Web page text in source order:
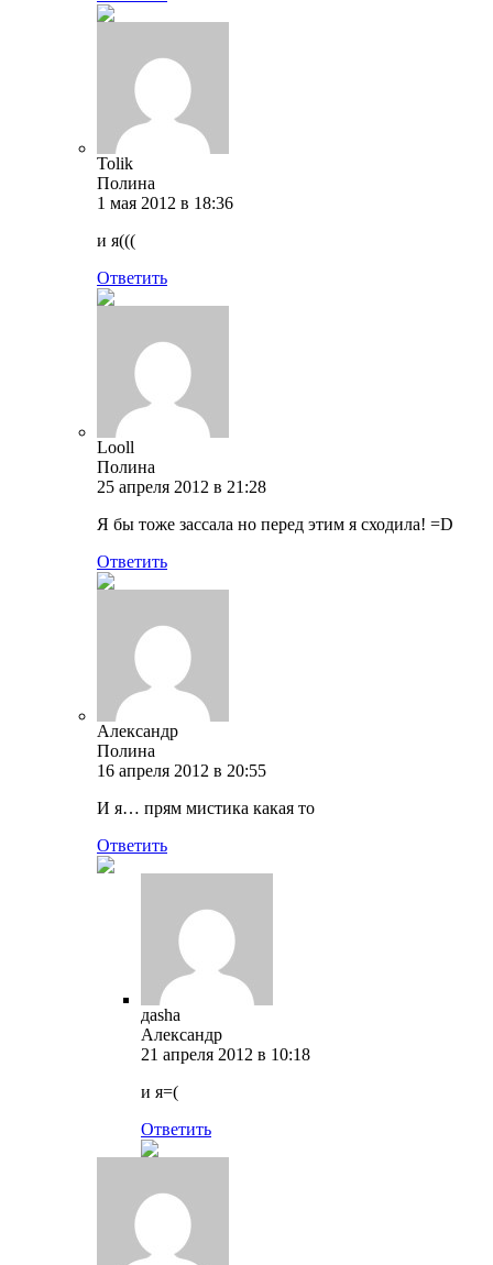
Tolik
Полина
1 мая 2012 в 18:36
и я(((
Ответить
Looll
Полина
25 апреля 2012 в 21:28
Я бы тоже зассала но перед этим я сходила! =D
Ответить
Александр
Полина
16 апреля 2012 в 20:55
И я… прям мистика какая то
Ответить
даsha
Александр
21 апреля 2012 в 10:18
и я=(
Ответить